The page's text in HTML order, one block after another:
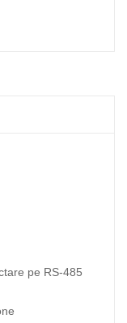
pe RS-485